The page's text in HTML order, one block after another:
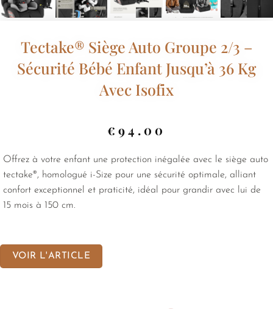
Tectake® Siège Auto Groupe 2/3 –
Sécurité Bébé Enfant Jusqu’à 36 Kg
Avec Isofix
€ 94.00
Offrez à votre enfant une protection inégalée avec le siège auto
tectake®, homologué i-Size pour une sécurité optimale, alliant
confort exceptionnel et praticité, idéal pour grandir avec lui de
15 mois à 150 cm.
VOIR L'ARTICLE